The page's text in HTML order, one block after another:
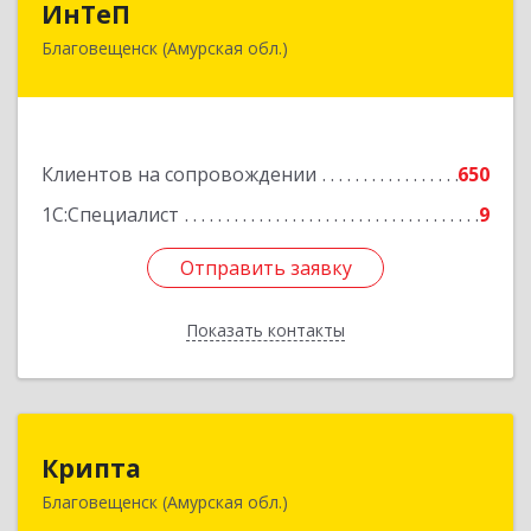
ИнТеП
Благовещенск (Амурская обл.)
Клиентов на сопровождении
650
1С:Специалист
9
Отправить заявку
Показать контакты
675000, Амурская обл, Благовещенск г,
Отправить заявку
Назад
Крипта
Благовещенск (Амурская обл.)
675000, Амурская обл, Благовещенск г,